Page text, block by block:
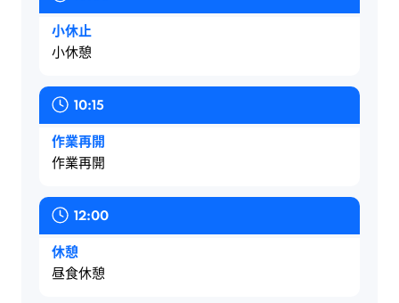
も
本
も
先
生
も
た
く
ん。
さ
ら
な
土
地
に
や
が
変
範
囲
±５
ミ
リ
だ
と
し
も、
の
ケ
ー
ブ
ル
を
だ
れ
り
た
ら、
有
冨
へ」
は、
最
高
ほ
何
で
も
で
き
る
オ
ー
マ
小休止
小休憩
10:15
作業再開
作業再開
12:00
休憩
昼食休憩